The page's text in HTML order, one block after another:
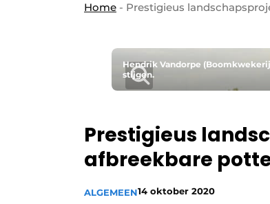
Home - Prestigieus
Hendrik Vandorpe
stijgen.
Prestigieus
afbreekbare
ALGEMEEN14 oktober 2020